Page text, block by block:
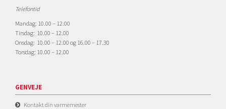
Telefontid
Mandag: 10.00 – 12.00
Tirsdag: 10.00 – 12.00
Onsdag: 10.00 – 12.00 og 16.00 – 17.30
Torsdag: 10.00 – 12.00
GENVEJE
Kontakt din varmemester